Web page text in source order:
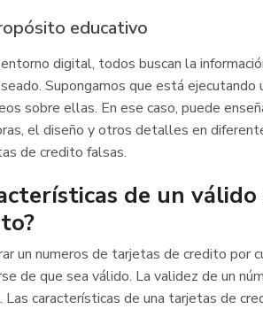
educativo
digital, todos buscan la
Supongamos que está
sobre ellas. En ese caso, puede
el diseño y otros detalles en
de credito falsas.
de un
un numeros de tarjetas de credito por
de que sea válido. La validez de un
Las características de una tarjetas de